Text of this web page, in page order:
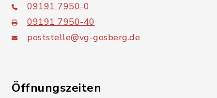
09191 7950-0
09191 7950-40
poststelle@vg-gosberg.de
Öffnungszeiten